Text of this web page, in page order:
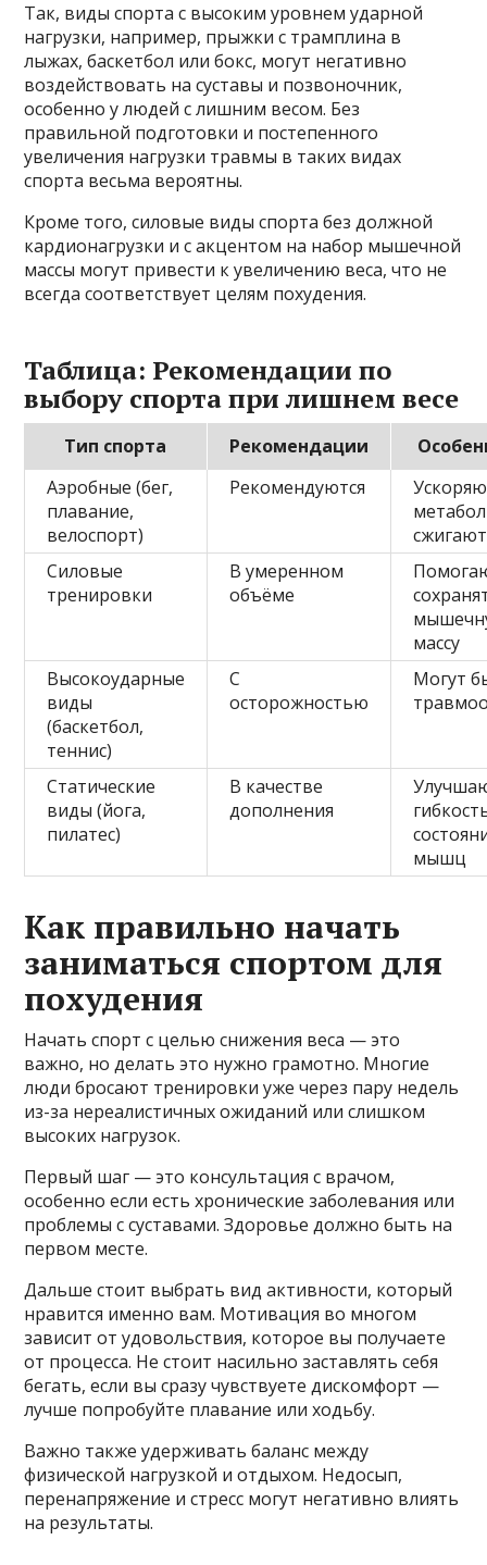
Так, виды спорта с высоким уровнем ударной
нагрузки, например, прыжки с трамплина в
лыжах, баскетбол или бокс, могут негативно
воздействовать на суставы и позвоночник,
особенно у людей с лишним весом. Без
правильной подготовки и постепенного
увеличения нагрузки травмы в таких видах
спорта весьма вероятны.
Кроме того, силовые виды спорта без должной
кардионагрузки и с акцентом на набор мышечной
массы могут привести к увеличению веса, что не
всегда соответствует целям похудения.
Таблица: Рекомендации по
выбору спорта при лишнем весе
Тип спорта Рекомендации
Аэробные (бег,
плавание,
велоспорт)
Рекомендуются
Силовые
тренировки
В умеренном
объёме
массу
Высокоударные
виды
(баскетбол,
теннис)
С
осторожностью
Могут
Статические
виды (йога,
пилатес)
В качестве
дополнения
мышц
Как правильно начать
заниматься спортом для
похудения
Начать спорт с целью снижения веса — это
важно, но делать это нужно грамотно. Многие
люди бросают тренировки уже через пару недель
из-за нереалистичных ожиданий или слишком
высоких нагрузок.
Первый шаг — это консультация с врачом,
особенно если есть хронические заболевания или
проблемы с суставами. Здоровье должно быть на
первом месте.
Дальше стоит выбрать вид активности, который
нравится именно вам. Мотивация во многом
зависит от удовольствия, которое вы получаете
от процесса. Не стоит насильно заставлять себя
бегать, если вы сразу чувствуете дискомфорт —
лучше попробуйте плавание или ходьбу.
Важно также удерживать баланс между
физической нагрузкой и отдыхом. Недосып,
перенапряжение и стресс могут негативно влиять
на результаты.